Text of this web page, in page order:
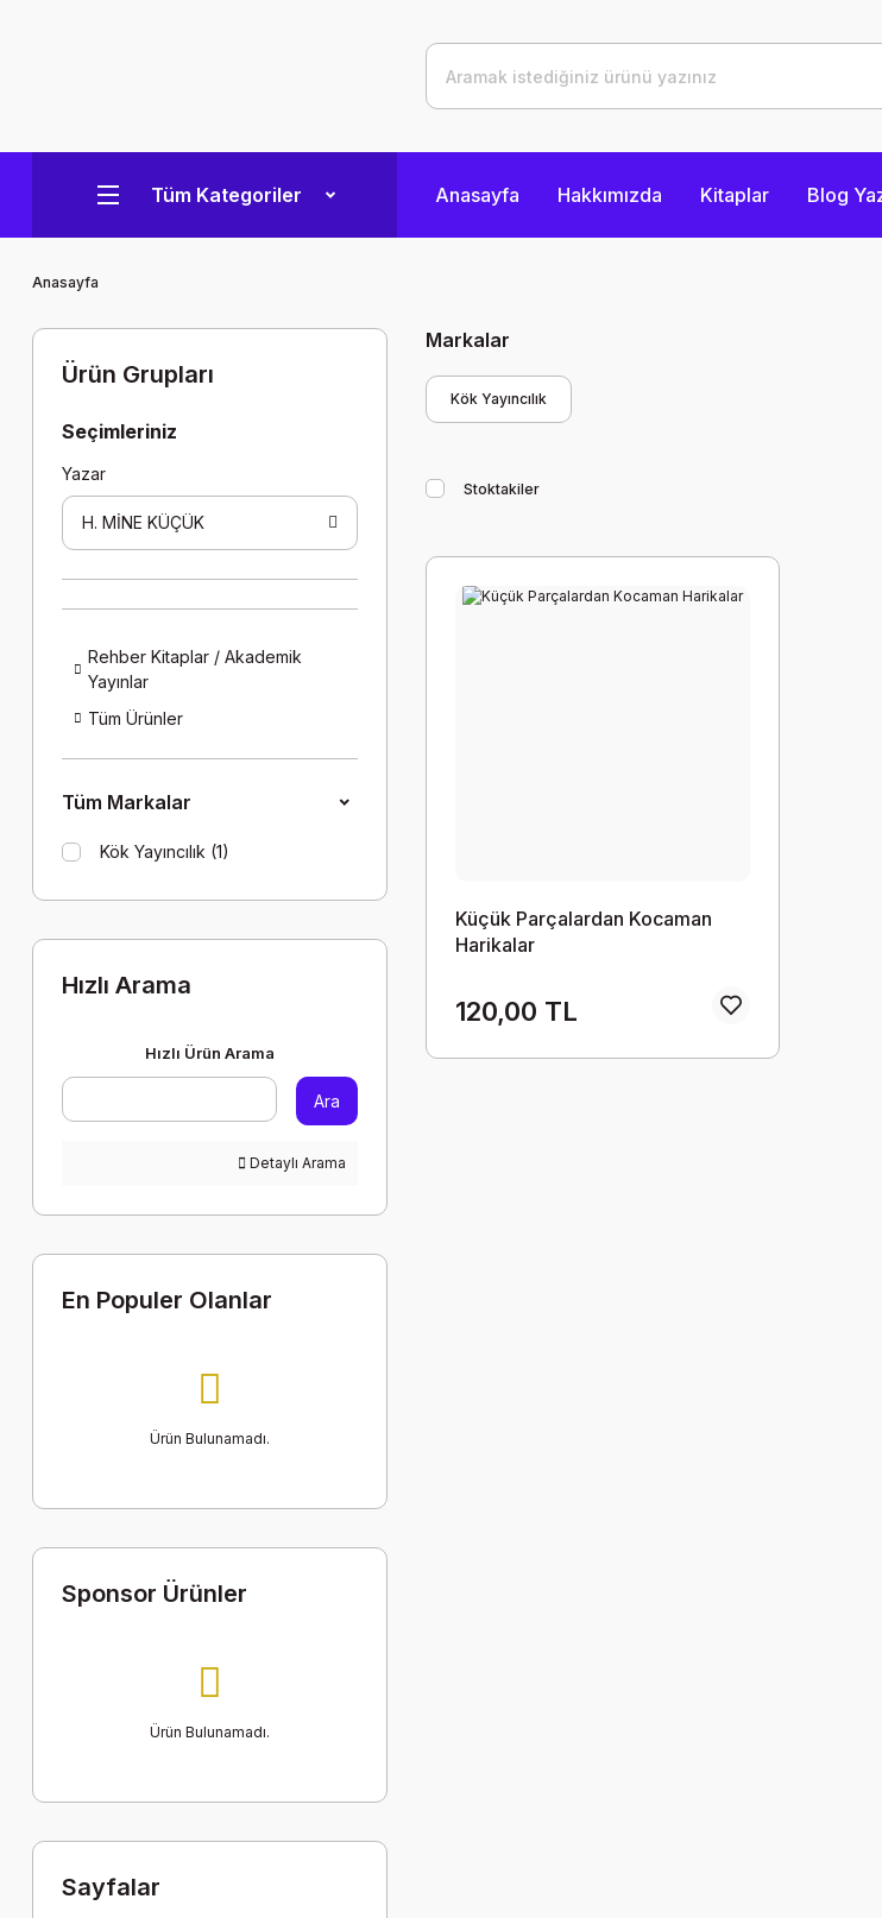
Tüm Kategoriler Anasayfa Hakkımızda Kitaplar Blog
Anasayfa
Ürün Grupları
Seçimleriniz
Yazar
H. MİNE KÜÇÜK
Rehber Kitaplar / Akademik
Yayınlar
Tüm Ürünler
Tüm Markalar
Kök Yayıncılık (1)
Hızlı Arama
Hızlı Ürün Arama
Ara
Detaylı Arama
En Populer Olanlar
Ürün Bulunamadı.
Sponsor Ürünler
Ürün Bulunamadı.
Sayfalar
Markalar
Kök Yayıncılık
Stoktakiler
Küçük Parçalardan Kocaman
Harikalar
120,00 TL